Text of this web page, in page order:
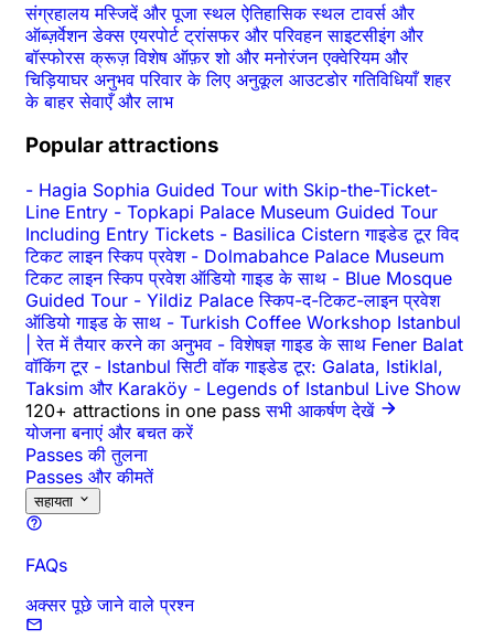
संग्रहालयमस्जिदें और पूजा स्थलऐतिहासिक स्थलटावर्स और
ऑब्ज़र्वेशन डेक्सएयरपोर्ट ट्रांसफर और परिवहनसाइटसीइंग और
बॉस्फोरस क्रूज़विशेष ऑफ़रशो और मनोरंजनएक्वेरियम और
चिड़ियाघर अनुभवपरिवार के लिए अनुकूल आउटडोर गतिविधियाँशहर
के बाहरसेवाएँ और लाभ
Popular attractions
- Hagia Sophia Guided Tour with Skip-the-Ticket-
Line Entry - Topkapi Palace Museum Guided Tour
Including Entry Tickets - Basilica Cistern गाइडेड टूर विद
टिकट लाइन स्किप प्रवेश - Dolmabahce Palace Museum
टिकट लाइन स्किप प्रवेश ऑडियो गाइड के साथ - Blue Mosque
Guided Tour - Yildiz Palace स्किप-द-टिकट-लाइन प्रवेश
ऑडियो गाइड के साथ - Turkish Coffee Workshop Istanbul
| रेत में तैयार करने का अनुभव - विशेषज्ञ गाइड के साथ Fener Balat
वॉकिंग टूर - Istanbul सिटी वॉक गाइडेड टूर: Galata, Istiklal,
Taksim और Karaköy - Legends of Istanbul Live Show
120+ attractions in one pass सभी आकर्षण देखें
योजना बनाएं और बचत करें
Passes की तुलना
Passes और कीमतें
सहायता
FAQs
अक्सर पूछे जाने वाले प्रश्न